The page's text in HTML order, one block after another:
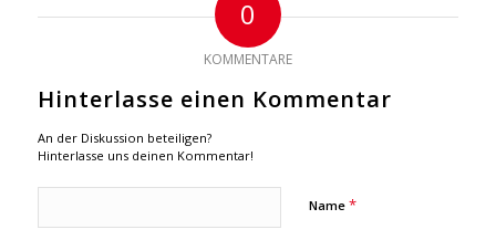
0
KOMMENTARE
Hinterlasse einen Kommentar
An der Diskussion beteiligen?
Hinterlasse uns deinen Kommentar!
Name *